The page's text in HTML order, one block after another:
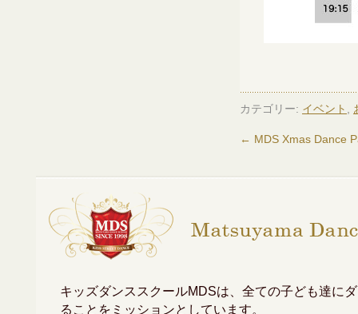
カテゴリー: イベント
← MDS Xmas Dance
キッズダンススクールMDSは、全ての子ども達に
ることをミッションとしています。